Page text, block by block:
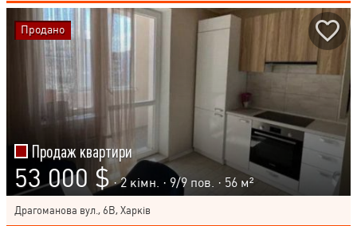
Продаж квартири
53 000 $ · 2 кімн. · 9/9 пов. · 56 м²
Драгоманова вул., 6В, Харків
Продано